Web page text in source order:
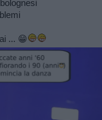
... 😁